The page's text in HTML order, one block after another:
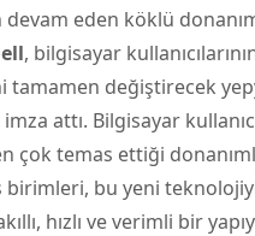
devam eden köklü
, bilgisayar
tamamen değiştirecek
imza attı. Bilgisayar
çok temas ettiği
birimleri, bu yeni
hızlı ve verimli bir